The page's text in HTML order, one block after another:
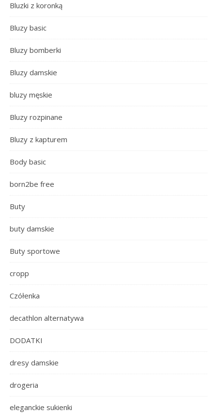
Bluzki z koronką
Bluzy basic
Bluzy bomberki
Bluzy damskie
bluzy męskie
Bluzy rozpinane
Bluzy z kapturem
Body basic
born2be free
Buty
buty damskie
Buty sportowe
cropp
Czółenka
decathlon alternatywa
DODATKI
dresy damskie
drogeria
eleganckie sukienki